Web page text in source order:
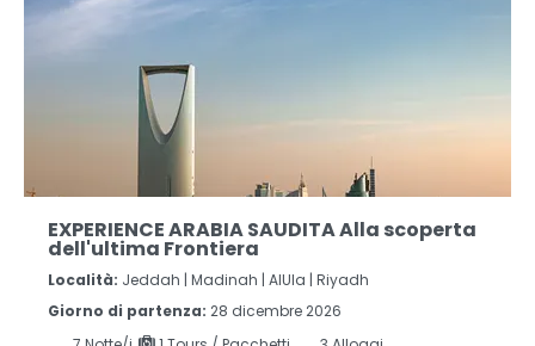
EXPERIENCE ARABIA SAUDITA Alla scoperta
dell'ultima Frontiera
Località: Jeddah | Madinah | AlUla | Riyadh
Giorno di partenza: 28 dicembre 2026